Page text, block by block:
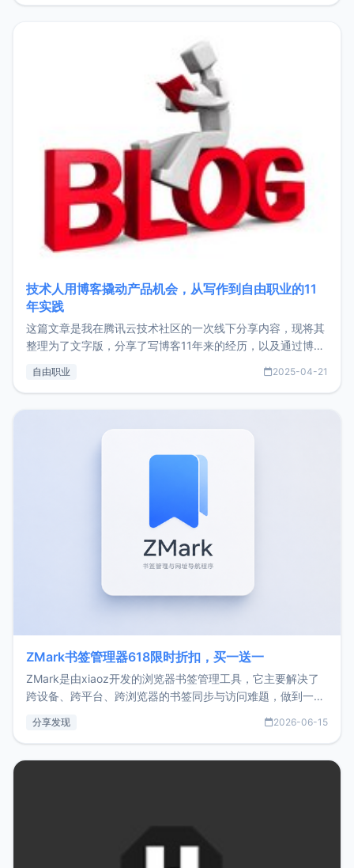
技术人用博客撬动产品机会，从写作到自由职业的11
年实践
这篇文章是我在腾讯云技术社区的一次线下分享内容，现将其
整理为了文字版，分享了写博客11年来的经历，以及通过博客
了我的首个产品ImgURL的真实数据和产品现状。自我介绍大
自由职业 2025-04-21
ZMark书签管理器618限时折扣，买一送一
ZMark是由xiaoz开发的浏览器书签管理工具，它主要解决了
跨设备、跨平台、跨浏览器的书签同步与访问难题，做到一处
用，让管理更高效。ZMark官网地址：
分享发现 2026-06-15